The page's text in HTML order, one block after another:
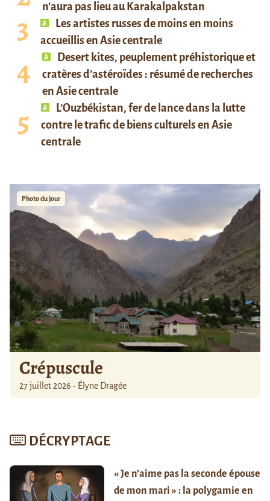
n’aura pas lieu au Karakalpakstan
Les artistes russes de moins en moins
accueillis en Asie centrale
Desert kites, peuplement préhistorique et
cratères d’astéroïdes : résumé de recherches
en Asie centrale
L’Ouzbékistan, fer de lance dans la lutte
contre le trafic de biens culturels en Asie
centrale
Photo du jour
Crépuscule
27 juillet 2026 - Élyne Dragée
DÉCRYPTAGE
« Je n’aime pas la seconde épouse
de mon mari » : la polygamie en